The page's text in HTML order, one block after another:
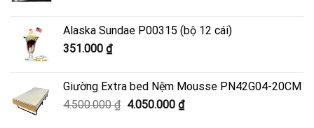
Alaska Sundae P00315 (bộ 12 cái)
351.000 ₫
Giường Extra bed Nệm Mousse PN42G04-20CM
4.500.000₫ Giá
4.050.000 ₫Giá